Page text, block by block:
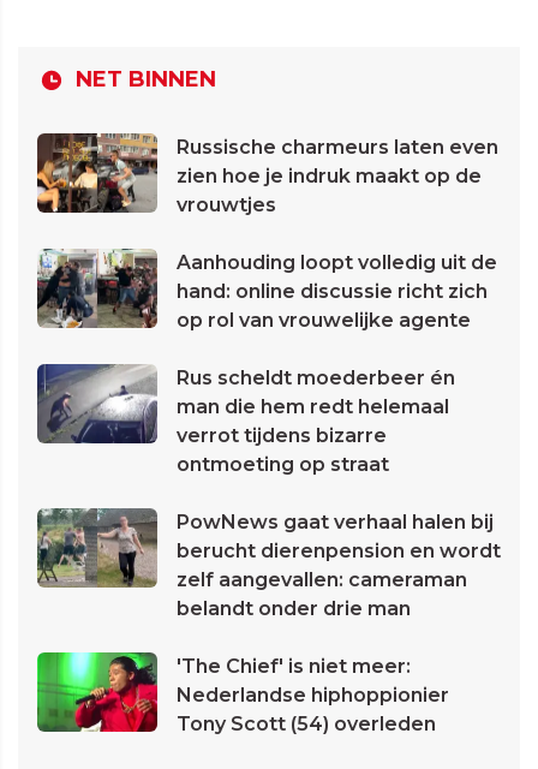
NET BINNEN
Russische charmeurs laten even
zien hoe je indruk maakt op de
vrouwtjes
Aanhouding loopt volledig uit de
hand: online discussie richt zich
op rol van vrouwelijke agente
Rus scheldt moederbeer én
man die hem redt helemaal
verrot tijdens bizarre
ontmoeting op straat
PowNews gaat verhaal halen bij
berucht dierenpension en wordt
zelf aangevallen: cameraman
belandt onder drie man
'The Chief' is niet meer:
Nederlandse hiphoppionier
Tony Scott (54) overleden